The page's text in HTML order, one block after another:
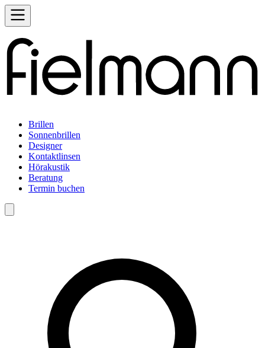
Brillen
Sonnenbrillen
Designer
Kontaktlinsen
Hörakustik
Beratung
Termin buchen